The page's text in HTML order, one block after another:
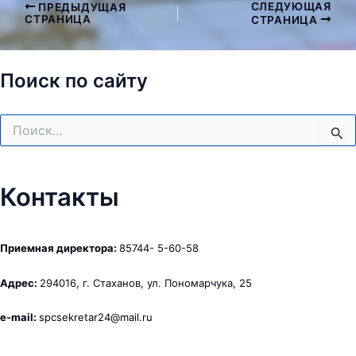
Навигация
по
записям
ПРЕДЫДУЩАЯ
СТРАНИЦА
СЛЕДУЮЩАЯ
СТРАНИЦА
Поиск по сайту
Контакты
Приемная директора: 85744- 5-60-58
Адрес: 294016, г. Стаханов, ул. Пономарчука, 25
e-mail: spcsekretar24@mail.ru